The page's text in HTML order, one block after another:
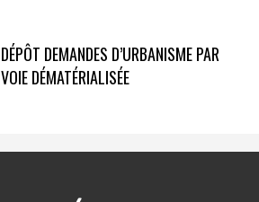
DÉPÔT DEMANDES D’URBANISME PAR
VOIE DÉMATÉRIALISÉE